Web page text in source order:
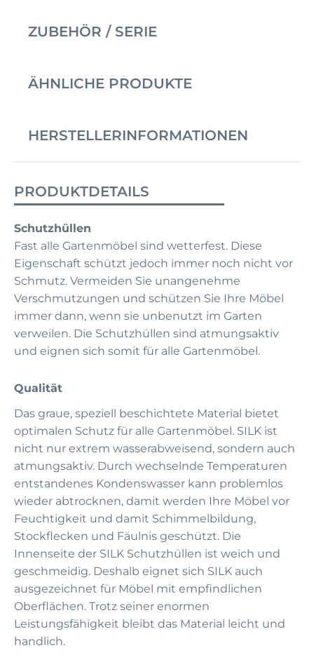
ZUBEHÖR / SERIE
ÄHNLICHE PRODUKTE
HERSTELLERINFORMATIONEN
PRODUKTDETAILS
Schutzhüllen
Fast alle Gartenmöbel sind wetterfest. Diese
Eigenschaft schützt jedoch immer noch nicht vor
Schmutz. Vermeiden Sie unangenehme
Verschmutzungen und schützen Sie Ihre Möbel
immer dann, wenn sie unbenutzt im Garten
verweilen. Die Schutzhüllen sind atmungsaktiv
und eignen sich somit für alle Gartenmöbel.
Qualität
Das graue, speziell beschichtete Material bietet
optimalen Schutz für alle Gartenmöbel. SILK ist
nicht nur extrem wasserabweisend, sondern auch
atmungsaktiv. Durch wechselnde Temperaturen
entstandenes Kondenswasser kann problemlos
wieder abtrocknen, damit werden Ihre Möbel vor
Feuchtigkeit und damit Schimmelbildung,
Stockflecken und Fäulnis geschützt. Die
Innenseite der SILK Schutzhüllen ist weich und
geschmeidig. Deshalb eignet sich SILK auch
ausgezeichnet für Möbel mit empfindlichen
Oberflächen. Trotz seiner enormen
Leistungsfähigkeit bleibt das Material leicht und
handlich.